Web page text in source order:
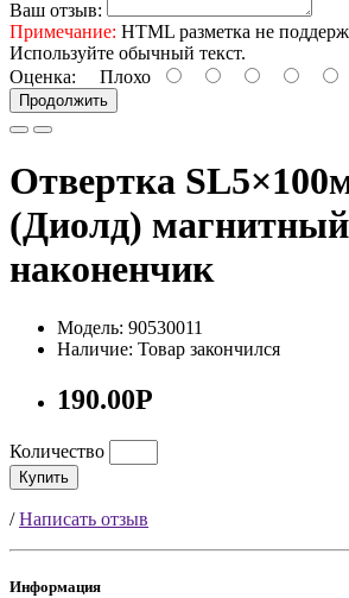
Ваш отзыв:
Примечание: HTML разметка не
Используйте обычный текст.
Оценка: Плохо
Продолжить
Отвертка
(Диолд) магнитный
наконенчик
Модель: 90530011
Наличие: Товар закончился
190.00Р
Количество
Купить
/Написать отзыв
Информация